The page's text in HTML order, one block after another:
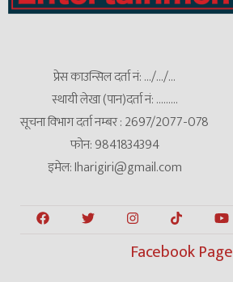
प्रेस काउन्सिल दर्ता नं: .../.../...
स्थायी लेखा (पान)दर्ता नं: .........
सूचना विभाग दर्ता नम्बर : 2697/2077-078
फोन: 9841834394
इमेल: Iharigiri@gmail.com
Facebook Page